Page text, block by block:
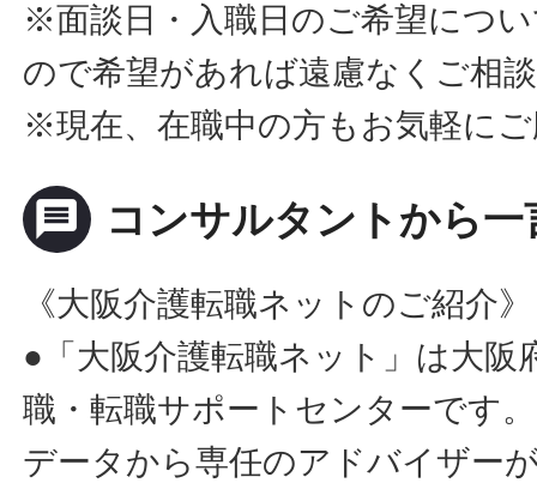
※面談日・入職日のご希望につ
ので希望があれば遠慮なくご相
※現在、在職中の方もお気軽に
message コンサルタントから一
《大阪介護転職ネットのご紹介》
●「大阪介護転職ネット」は大阪
職・転職サポートセンターです
データから専任のアドバイザー